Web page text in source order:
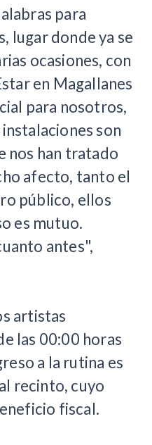
para
lugar donde ya se
ocasiones, con
en Magallanes
para nosotros,
son
nos han tratado
afecto, tanto el
público, ellos
es mutuo.
antes",
artistas
las 00:00 horas
a la rutina es
recinto, cuyo
fiscal.